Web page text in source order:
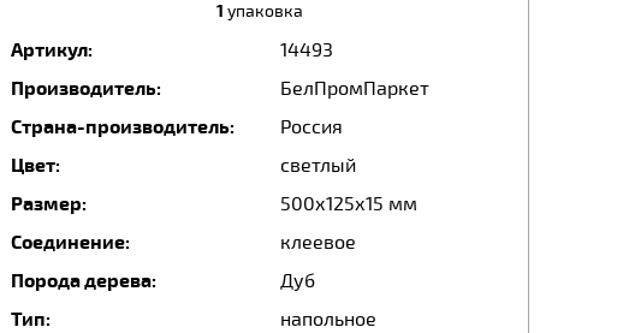
1 упаковка
Артикул:
14493
Производитель:
БелПромПаркет
Страна-производитель:
Россия
Цвет:
светлый
Размер:
500х125х15 мм
Соединение:
клеевое
Порода дерева:
Дуб
Тип:
напольное